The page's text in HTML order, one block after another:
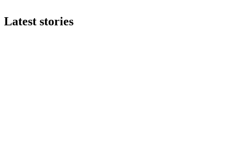
Latest stories